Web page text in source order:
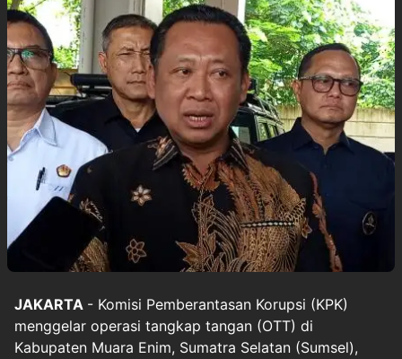
JAKARTA - Komisi Pemberantasan Korupsi (KPK)
menggelar operasi tangkap tangan (OTT) di
Kabupaten Muara Enim, Sumatra Selatan (Sumsel),